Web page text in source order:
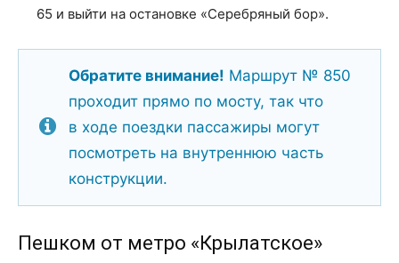
65 и выйти на остановке «Серебряный бор».
Обратите внимание! Маршрут № 850
проходит прямо по мосту, так что
в ходе поездки пассажиры могут
посмотреть на внутреннюю часть
конструкции.
Пешком от метро «Крылатское»